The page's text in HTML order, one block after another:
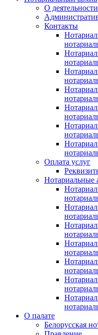
О
Контакты
Оплата услуг
Нотариальные
О палате
Белорусская